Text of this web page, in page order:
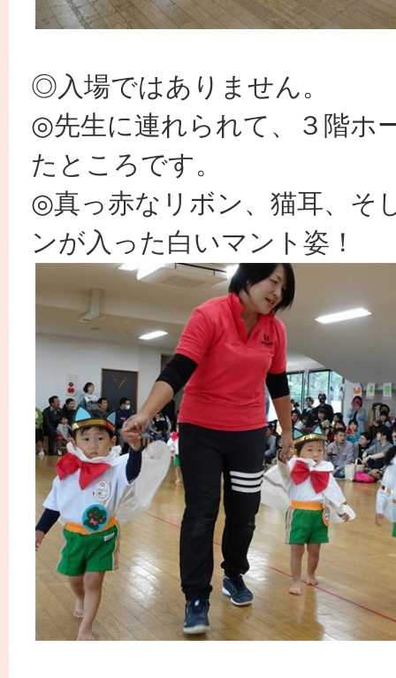
◎入場ではありません。
◎先生に連れられて、３階ホ
たところです。
◎真っ赤なリボン、猫耳、そ
ンが入った白いマント姿！